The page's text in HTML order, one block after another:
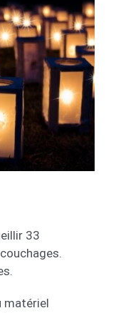
33
matériel